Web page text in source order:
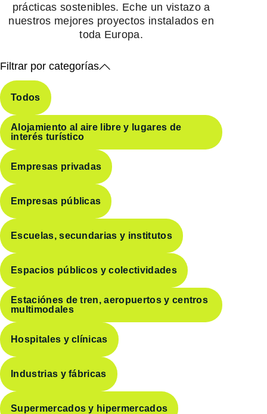
prácticas sostenibles. Eche un vistazo a
nuestros mejores proyectos instalados en
toda Europa.
Filtrar por categorías
Todos
Alojamiento al aire libre y lugares de
interés turístico
Empresas privadas
Empresas públicas
Escuelas, secundarias y institutos
Espacios públicos y colectividades
Estaciónes de tren, aeropuertos y centros
multimodales
Hospitales y clínicas
Industrias y fábricas
Supermercados y hipermercados